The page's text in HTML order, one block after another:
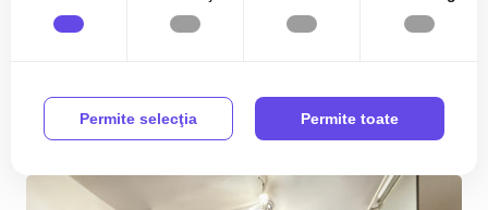
Sagului 134.990€
Permite selecţia Permite toate